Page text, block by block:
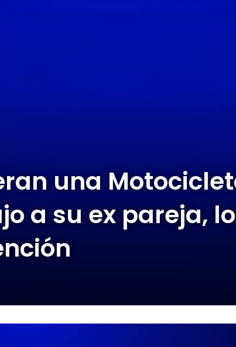
una
a su ex pareja,